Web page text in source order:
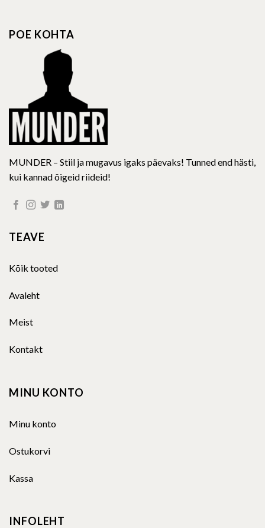
POE KOHTA
MUNDER – Stiil ja mugavus igaks päevaks! Tunned end hästi,
kui kannad õigeid riideid!
TEAVE
Kõik tooted
Avaleht
Meist
Kontakt
MINU KONTO
Minu konto
Ostukorvi
Kassa
INFOLEHT